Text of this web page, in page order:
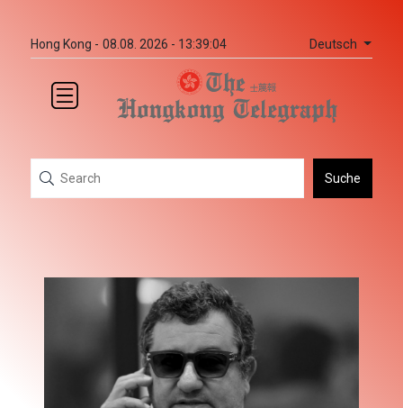
Hong Kong - 08.08. 2026 - 13:39:04 Deutsch
Suche